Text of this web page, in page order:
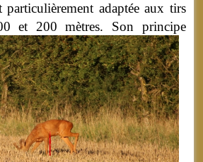
particulièrement adaptée aux tirs
et 200 mètres. Son principe